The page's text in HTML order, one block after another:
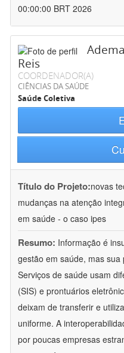
00:00:00 BRT 2026
Reis
COORDENADOR(A)
CIÊNCIAS DA SAÚDE
Saúde Coletiva
Título do Projeto:novas
mudanças na atenção
em saúde - o caso ipes
Resumo: Informação é
gestão em saúde, mas
Serviços de saúde usam
(SIS) e prontuários
deixam de transferir e
uniforme. A
por poucas empresas